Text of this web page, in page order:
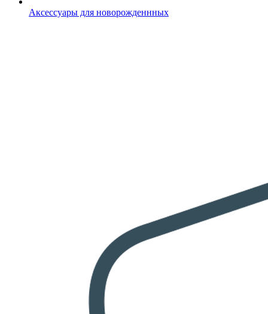
Аксессуары для новорожденнных